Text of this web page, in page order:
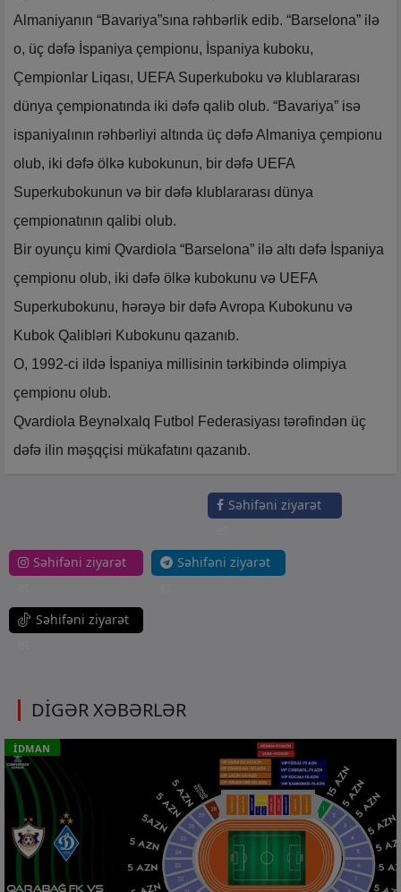
Almaniyanın “Bavariya”sına rəhbərlik edib. “Barselona” ilə
o, üç dəfə İspaniya çempionu, İspaniya kuboku,
Çempionlar Liqası, UEFA Superkuboku və klublararası
dünya çempionatında iki dəfə qalib olub. “Bavariya” isə
ispaniyalının rəhbərliyi altında üç dəfə Almaniya çempionu
olub, iki dəfə ölkə kubokunun, bir dəfə UEFA
Superkubokunun və bir dəfə klublararası dünya
çempionatının qalibi olub.
Bir oyunçu kimi Qvardiola “Barselona” ilə altı dəfə İspaniya
çempionu olub, iki dəfə ölkə kubokunu və UEFA
Superkubokunu, hərəyə bir dəfə Avropa Kubokunu və
Kubok Qalibləri Kubokunu qazanıb.
O, 1992-ci ildə İspaniya millisinin tərkibində olimpiya
çempionu olub.
Qvardiola Beynəlxalq Futbol Federasiyası tərəfindən üç
dəfə ilin məşqçisi mükafatını qazanıb.
Səhifəni ziyarət
Səhifəni ziyarət
Səhifəni ziyarət
Səhifəni ziyarət
DİGƏR XƏBƏRLƏR
İDMAN